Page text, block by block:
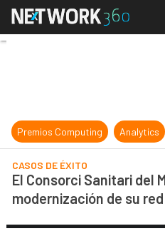
El
Premios Computing Analytics
CASOS DE ÉXITO
El Consorci Sanitari del
modernización de su red